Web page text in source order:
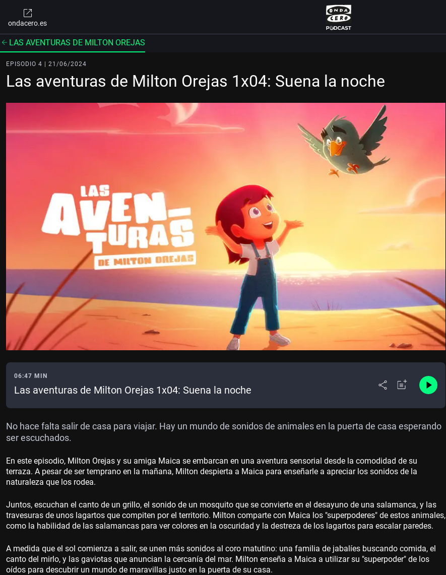
ondacero.es
LAS AVENTURAS DE MILTON OREJAS
EPISODIO 4 | 21/06/2024
Las aventuras de Milton Orejas 1x04: Suena la noche
06:47 MIN
Las aventuras de Milton Orejas 1x04: Suena la noche
No hace falta salir de casa para viajar. Hay un mundo de sonidos de animales en la puerta de casa esperando
ser escuchados.
En este episodio, Milton Orejas y su amiga Maica se embarcan en una aventura sensorial desde la comodidad de su
terraza. A pesar de ser temprano en la mañana, Milton despierta a Maica para enseñarle a apreciar los sonidos de la
naturaleza que los rodea.
Juntos, escuchan el canto de un grillo, el sonido de un mosquito que se convierte en el desayuno de una salamanca, y las
travesuras de unos lagartos que compiten por el territorio. Milton comparte con Maica los "superpoderes" de estos animales,
como la habilidad de las salamancas para ver colores en la oscuridad y la destreza de los lagartos para escalar paredes.
A medida que el sol comienza a salir, se unen más sonidos al coro matutino: una familia de jabalíes buscando comida, el
canto del mirlo, y las gaviotas que anuncian la cercanía del mar. Milton enseña a Maica a utilizar su "superpoder" de los
oídos para descubrir un mundo de maravillas justo en la puerta de su casa.